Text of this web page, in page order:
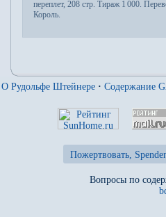
пе­ре­плет, 208 стр. Тираж 1 000.
Король.
О Рудольфе Штейнере · Содержание
Пожертвовать,
Вопросы по